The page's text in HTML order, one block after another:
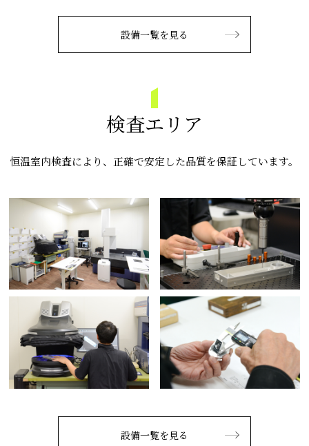
設備一覧を見る
検査エリア
恒温室内検査により、正確で安定した品質を保証しています。
設備一覧を見る